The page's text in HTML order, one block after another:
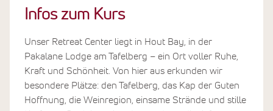
Infos zum Kurs
Unser Retreat Center liegt in Hout Bay, in der
Pakalane Lodge am Tafelberg – ein Ort voller Ruhe,
Kraft und Schönheit. Von hier aus erkunden wir
besondere Plätze: den Tafelberg, das Kap der Guten
Hoffnung, die Weinregion, einsame Strände und stille